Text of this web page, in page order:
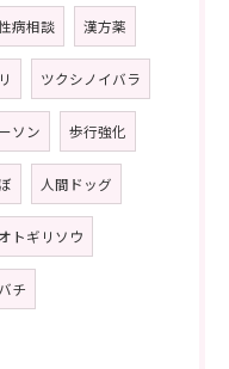
病相談 漢方薬
ツクシノイバラ
ソン 歩行強化
人間ドッグ
オトギリソウ
チ